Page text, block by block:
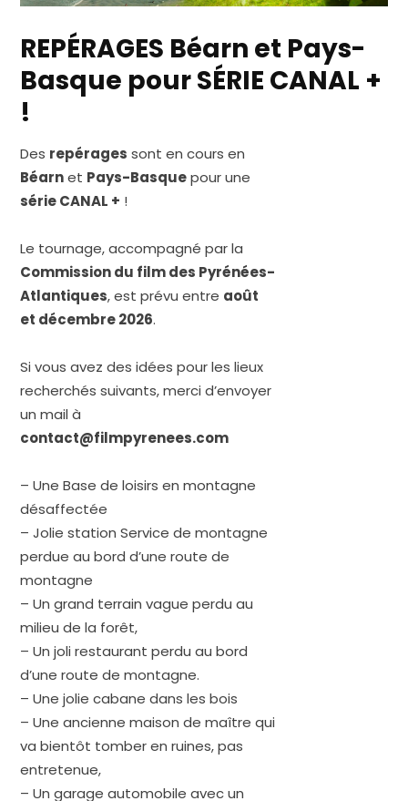
REPÉRAGES Béarn et Pays-
Basque pour SÉRIE CANAL +
!
Des repérages sont en cours en
Béarnet Pays-Basquepour une
série CANAL + !
Le tournage, accompagné par la
Commission du film des Pyrénées-
Atlantiques, est prévu entre août
et décembre 2026.
Si vous avez des idées pour les lieux
recherchés suivants, merci d’envoyer
un mail à
contact@filmpyrenees.com
– Une Base de loisirs en montagne
désaffectée
– Jolie station Service de montagne
perdue au bord d’une route de
montagne
– Un grand terrain vague perdu au
milieu de la forêt,
– Un joli restaurant perdu au bord
d’une route de montagne.
– Une jolie cabane dans les bois
– Une ancienne maison de maître qui
va bientôt tomber en ruines, pas
entretenue,
– Un garage automobile avec un